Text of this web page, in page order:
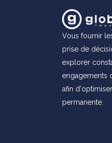
Vous fournir
prise de
explorer
engagements
afin
permanente.